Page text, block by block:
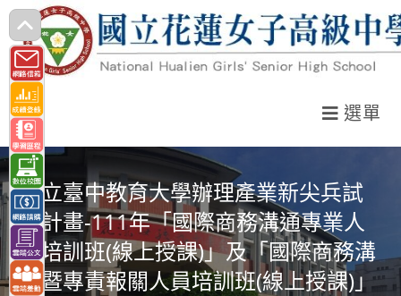
跳
轉
至
主
要
內
容
選單
國立臺中教育大學辦理產業新尖兵試
辦計畫-111年「國際商務溝通專業人
員培訓班(線上授課)」及「國際商務溝
通暨專責報關人員培訓班(線上授課)」